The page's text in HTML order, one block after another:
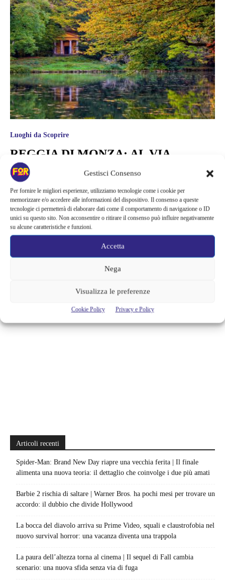
Gestisci Consenso
Per fornire le migliori esperienze, utilizziamo tecnologie come i cookie per
memorizzare e/o accedere alle informazioni del dispositivo. Il consenso a queste
tecnologie ci permetterà di elaborare dati come il comportamento di navigazione o ID
unici su questo sito. Non acconsentire o ritirare il consenso può influire negativamente
su alcune caratteristiche e funzioni.
Accetta
Nega
Visualizza le preferenze
Cookie Policy Privacy e Policy
Luoghi da Scoprire
REGGIA DI MONZA: AL VIA
L’INSTAGRAM PHOTO CONTEST,
CON LA MAPPA PER TROVARE I
POSTI PIÙ INSTAGRAMMABILI
Dopo il successo del primo photo contest dedicato al fenomeno del
foliage, la Reggia di Monza lancia un nuovo concorso fotografico,
incentrato sulle fioriture primaverili. Da lunedì 2 marzo 2020 si apre
l’Instagram Photo Contest sulle collezioni botaniche erbacee della
Reggia di Monza. Per valorizzare e promuovere le essenze floreali ed
Articoli recenti
Spider-Man: Brand New Day riapre una vecchia ferita | Il finale
alimenta una nuova teoria: il dettaglio che coinvolge i due più amati
Barbie 2 rischia di saltare | Warner Bros. ha pochi mesi per trovare un
accordo: il dubbio che divide Hollywood
La bocca del diavolo arriva su Prime Video, squali e claustrofobia nel
nuovo survival horror: una vacanza diventa una trappola
La paura dell’altezza torna al cinema | Il sequel di Fall cambia
scenario: una nuova sfida senza via di fuga